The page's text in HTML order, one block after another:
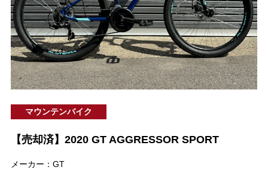
マウンテンバイク
【売却済】2020 GT AGGRESSOR SPORT
メーカー：GT